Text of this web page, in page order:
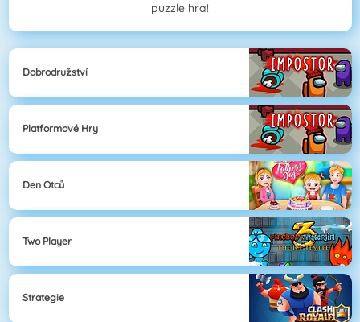
puzzle hra!
Dobrodružství
Platformové Hry
Den Otců
Two Player
Strategie